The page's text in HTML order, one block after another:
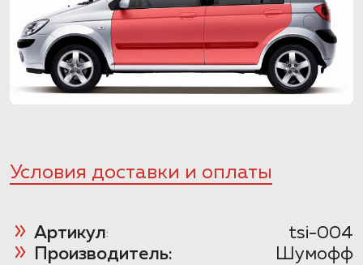
Условия доставки и оплаты
Артикул:
tsi-004
Производитель:
Шумофф